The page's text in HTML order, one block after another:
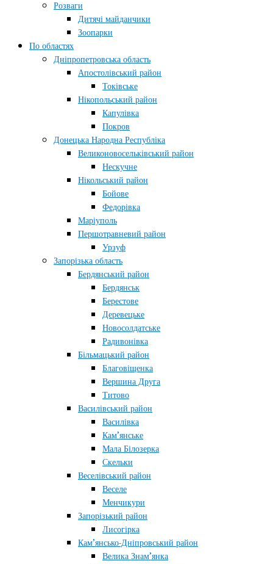
Розваги
Дитячі майданчики
Зоопарки
По областях
Дніпропетровська область
Апостолівський район
Токівське
Нікопольський район
Капулівка
Покров
Донецька Народна Республіка
Великоновосельківський район
Нескучне
Нікольський район
Бойове
Федорівка
Маріуполь
Першотравневий район
Урзуф
Запорізька область
Бердянський район
Бердянськ
Берестове
Деревецьке
Новосолдатське
Радивонівка
Більмацький район
Благовіщенка
Вершина Друга
Титово
Василівський район
Василівка
Кам’янське
Мала Білозерка
Скельки
Веселівський район
Веселе
Менчикури
Запорізький район
Лисогірка
Кам’янсько-Дніпровський район
Велика Знам’янка